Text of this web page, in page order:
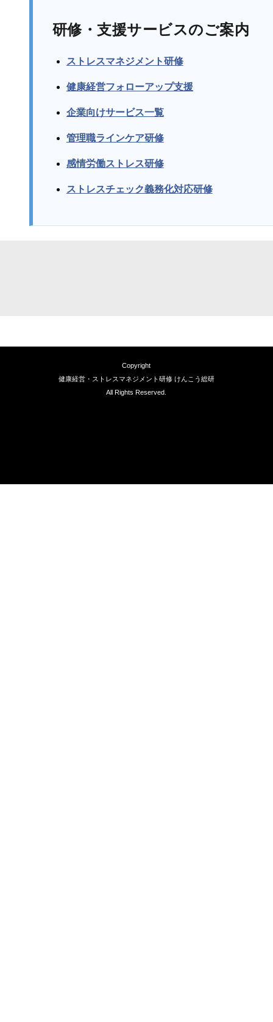
研修・支援サービスのご案内
ストレスマネジメント研修
健康経営フォローアップ支援
企業向けサービス一覧
管理職ラインケア研修
感情労働ストレス研修
ストレスチェック義務化対応研修
Copyright
健康経営・ストレスマネジメント研修 けんこう総研
All Rights Reserved.